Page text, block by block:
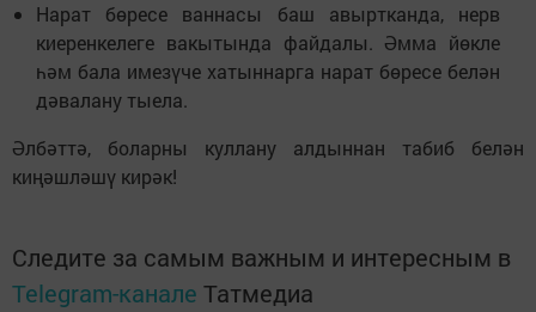
Нарат бөресе ваннасы баш авыртканда, нерв
киеренкелеге вакытында файдалы. Әмма йөкле
һәм бала имезүче хатыннарга нарат бөресе белән
дәвалану тыела.
Әлбәттә, боларны куллану алдыннан табиб белән
киңәшләшү кирәк!
Следите за самым важным и интересным в
Telegram-канале Татмедиа